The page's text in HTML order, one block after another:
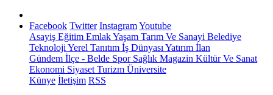
Facebook Twitter InstagramYoutube
Asayiş Eğitim EmlakYaşam Tarım Ve Sanayi Belediye
Teknoloji Yerel Tanıtım İş Dünyası Yatırım İlan
Gündem İlçe - Belde SporSağlık Magazin Kültür Ve Sanat
Ekonomi Siyaset Turizm Üniversite
Künye İletişim RSS